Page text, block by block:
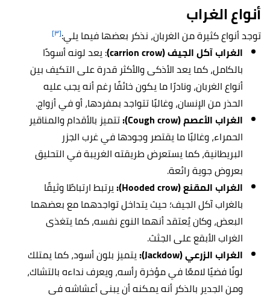
أنواع الغراب
توجد أنواع كثيرة من الغربان، نذكر بعضها فيما يلي:[٣]
الغراب آكل الجيف (carrion crow)
: يعد لونه أسودًا
بالكامل، كما يعد الأذكى والأكثر قدرة على التكيف بين
أنواع الغربان، ونادرًا ما يكون خائفًا رغم أنه يجب عليه
الحذر من الإنسان، وغالبًا تتواجد بمفردها، أو في أزواج.
الغراب الأعصم (Cough crow):
تتميز بالأقدام والمناقير
الحمراء، وغالبًا ما يقتصر وجودها في غرب الجزر
البريطانية، كما يستعرض طريقته الغريبة في التحليق
بعروض جوية رائعة.
الغراب المقنع (Hooded crow):
يرتبط ارتباطًا وثيقًا
بالغراب آكل الجيف؛ حيث يتداخل تواجدهما مع بعضهما
البعض، وكان يُعتقد أنهما النوع نفسه، كما يتغذى
الغراب الأبقع على الجثث.
الغراب الزرعي (Jackdow):
يتميز بلونأسود، كما يمتلك
لونًا فضيًا لامعًا في مؤخرة رأسه، ويعرف نداءه بالتشاك،
ومن الجدير بالذكر أنه يمكنه أن يبني أعشاشه في